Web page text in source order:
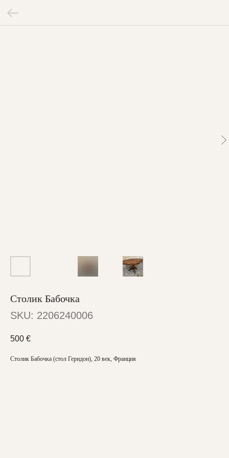
Столик Бабочка
SKU: 2206240006
500 €
Столик Бабочка (стол Геридон), 20 век, Франция